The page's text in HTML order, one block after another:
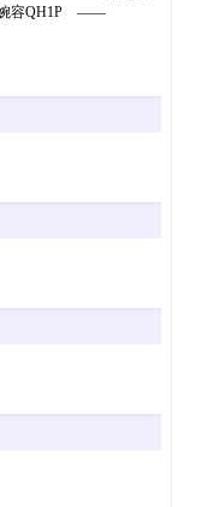
马婉容QH1P ——